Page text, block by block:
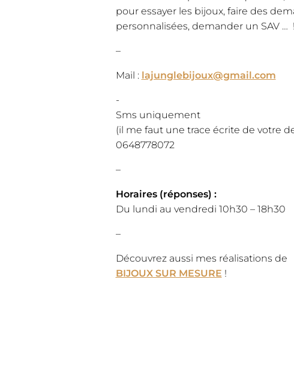
pour essayer les bijoux, faire des
personnalisées, demander un SAV … !
–
Mail : lajunglebijoux@gmail.com
​-
Sms uniquement
(il me faut une trace écrite de votre
0648778072
–
Horaires (réponses) :
Du lundi au vendredi 10h30 – 18h30
–
Découvrez aussi mes réalisations de
BIJOUX SUR MESURE !